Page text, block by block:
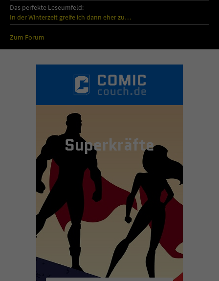
Das perfekte Leseumfeld:
In der Winterzeit greife ich dann eher zu…
Zum Forum
Superkräfte